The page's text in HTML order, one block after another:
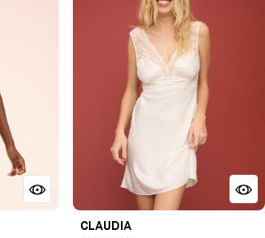
CLAUDIA